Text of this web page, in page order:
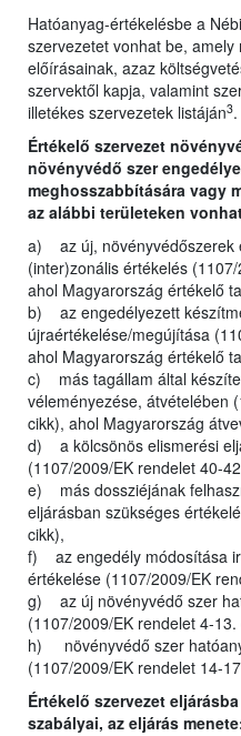
Hatóanyag-értékelésbe a
szervezetet vonhat be,
előírásainak, azaz
szervektől kapja, valamint
illetékes szervezetek listáján3.
Értékelő szervezet
növényvédő szer
meghosszabbítására vagy
az alábbi területeken
a) az új, növényvédőszerek
(inter)zonális értékelés
ahol Magyarország értékelő
b) az engedélyezett
újraértékelése/megújítása
ahol Magyarország értékelő
c) más tagállam által
véleményezése, átvételében
cikk), ahol Magyarország
d) a kölcsönös elismerési
(1107/2009/EK rendelet 40-
e) más dossziéjának
eljárásban szükséges
cikk),
f) az engedély módosítása
értékelése (1107/2009/EK
g) az új növényvédő szer
(1107/2009/EK rendelet 4-13.
h) növényvédő szer
(1107/2009/EK rendelet 14-
Értékelő szervezet
szabályai, az eljárás